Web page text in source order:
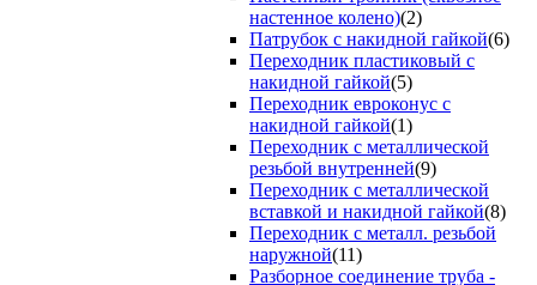
настенное колено)(2)
Патрубок с накидной гайкой(6)
Переходник пластиковый с
накидной гайкой(5)
Переходник евроконус с
накидной гайкой(1)
Переходник с металлической
резьбой внутренней(9)
Переходник с металлической
вставкой и накидной гайкой(8)
Переходник с металл. резьбой
наружной(11)
Разборное соединение труба -